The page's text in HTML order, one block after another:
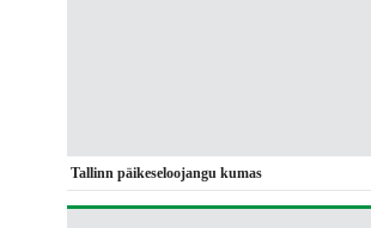
Tallinn päikeseloojangu kumas